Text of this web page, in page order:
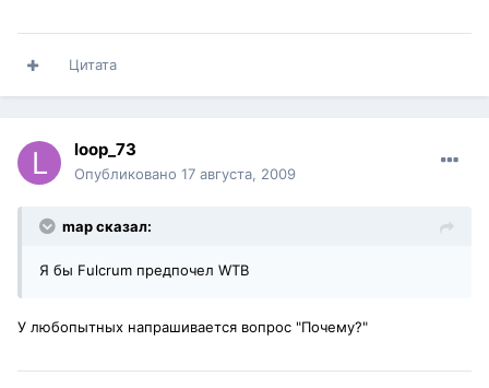
Цитата
loop_73
Опубликовано 17 августа, 2009
map сказал:
Я бы Fulcrum предпочел WTB
У любопытных напрашивается вопрос "Почему?"